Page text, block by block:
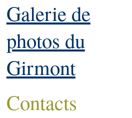
Galerie de
photos du
Girmont
Contacts